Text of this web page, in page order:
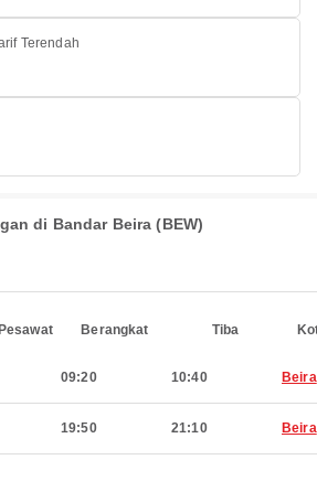
Terendah
di Bandar Beira (BEW)
Berangkat Tiba
09:20 10:40 Beira
19:50 21:10 Beira